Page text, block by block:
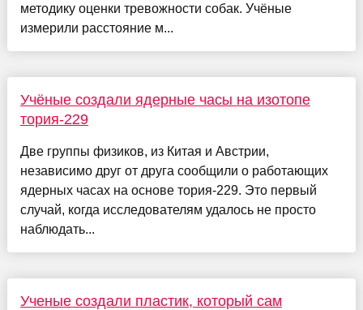
методику оценки тревожности собак. Учёные
измерили расстояние м...
Учёные создали ядерные часы на изотопе
тория-229
Две группы физиков, из Китая и Австрии,
независимо друг от друга сообщили о работающих
ядерных часах на основе тория-229. Это первый
случай, когда исследователям удалось не просто
наблюдать...
Ученые создали пластик, который сам